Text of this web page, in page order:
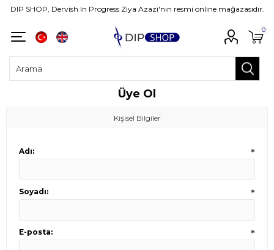
DIP SHOP, Dervish In Progress Ziya Azazi'nin resmi online mağazasıdır.
0
Üye Ol
Kişisel Bilgiler
Adı: *
Soyadı: *
E-posta: *